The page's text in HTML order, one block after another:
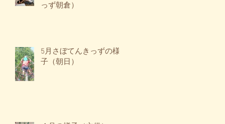
っず朝倉）
5月さぼてんきっずの様
子（朝日）